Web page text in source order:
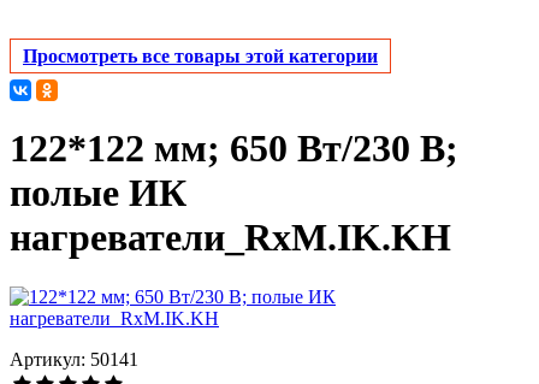
Просмотреть все товары этой категории
122*122 мм; 650 Вт/230 В;
полые ИК
нагреватели_RxM.IK.KH
Артикул: 50141